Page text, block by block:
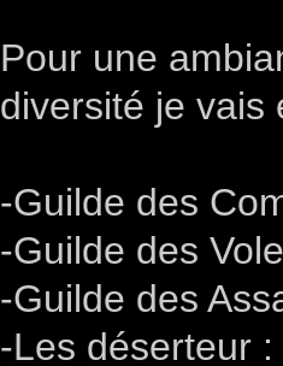
Pour une
diversité je vais
-Guilde des
-Guilde des
-Guilde des
-Les déserteur